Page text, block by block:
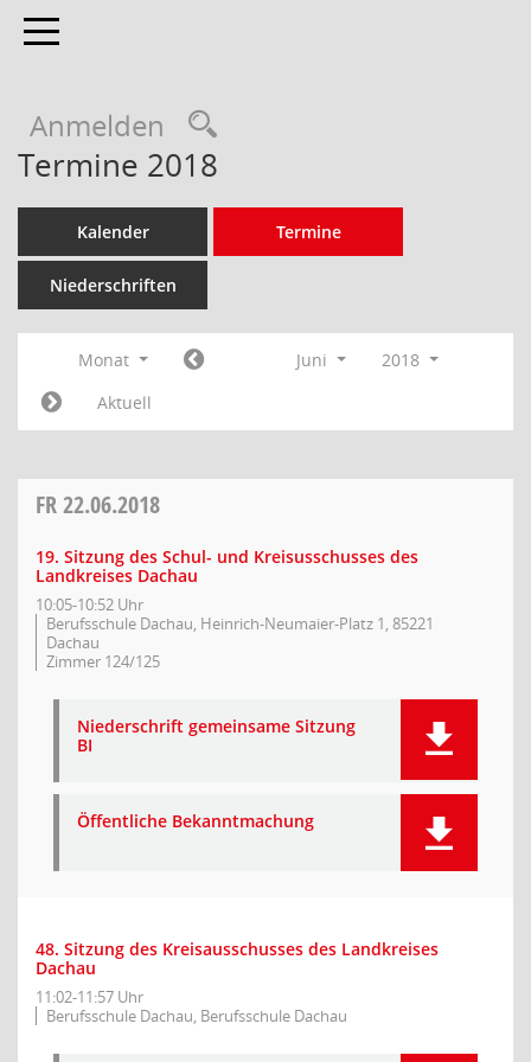
Toggle navigation
Anmelden
Termine 2018
Kalender Termine
Niederschriften
Monat Juni
2018
Aktuell
FR22.06.2018
19. Sitzung des Schul- und Kreisusschusses des
Landkreises Dachau
10:05-10:52 Uhr
Berufsschule Dachau, Heinrich-Neumaier-Platz 1, 85221
Dachau
Zimmer 124/125
Niederschrift gemeinsame Sitzung
BI
Öffentliche Bekanntmachung
48. Sitzung des Kreisausschusses des Landkreises
Dachau
11:02-11:57 Uhr
Berufsschule Dachau, Berufsschule Dachau